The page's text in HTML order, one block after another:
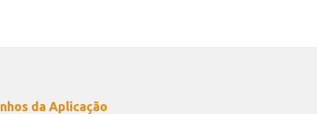
da Aplicação